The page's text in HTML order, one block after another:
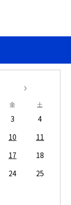
金 土
3
4
10
11
17
18
24
25